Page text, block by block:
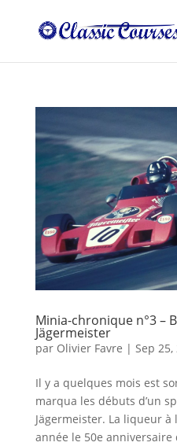
Minia-chronique n°3 –
Jägermeister
par Olivier Favre | Sep 25,
Il y a quelques mois est
marqua les débuts d’un
Jägermeister. La liqueur
année le 50e